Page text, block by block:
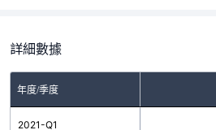
詳細數據
年度/季度
2021-Q1